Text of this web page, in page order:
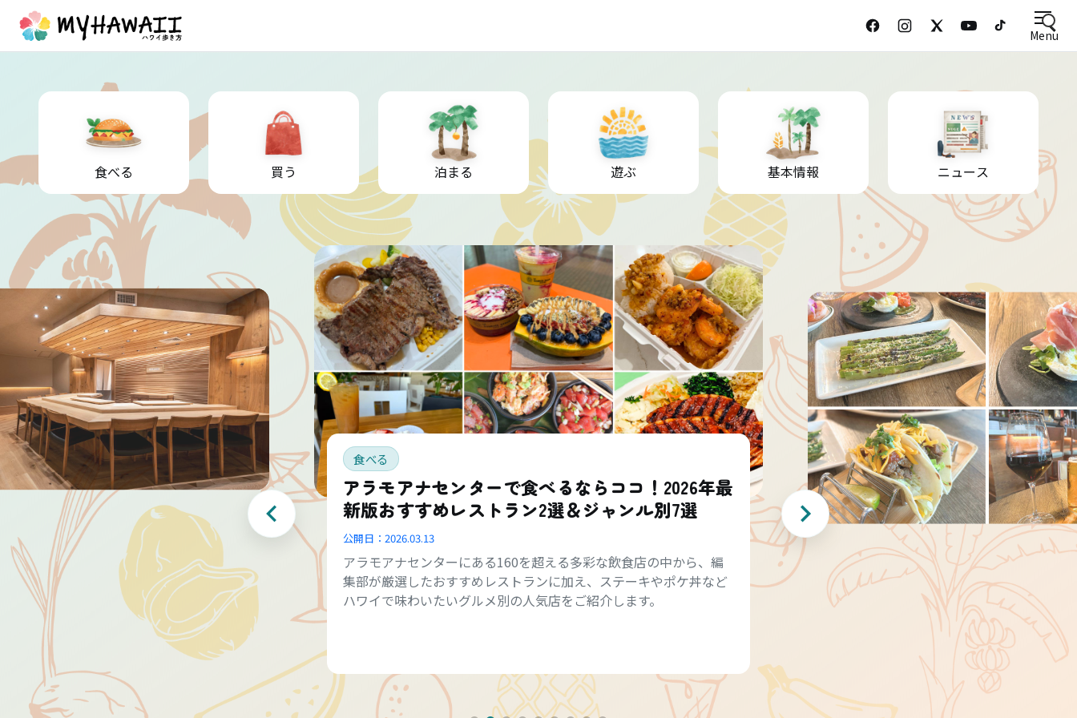
Menu
食べる 買う 泊まる 遊ぶ 基本情報 ニュース
食べる
アラモアナセンターで食べるならココ！2026年最
新版おすすめレストラン2選＆ジャンル別7選
公開日： 2026.03.13
アラモアナセンターにある160を超える多彩な飲食店の中から、編
集部が厳選したおすすめレストランに加え、ステーキやポケ丼など
ハワイで味わいたいグルメ別の人気店をご紹介します。